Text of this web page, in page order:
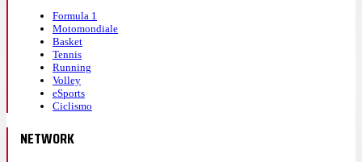
Formula 1
Motomondiale
Basket
Tennis
Running
Volley
eSports
Ciclismo
NETWORK